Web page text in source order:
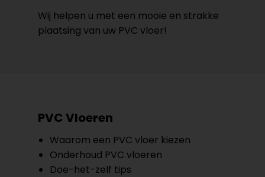
Wij helpen u met een mooie en strakke
plaatsing van uw PVC vloer!
PVC Vloeren
Waarom een PVC vloer kiezen
Onderhoud PVC vloeren
Doe-het-zelf tips